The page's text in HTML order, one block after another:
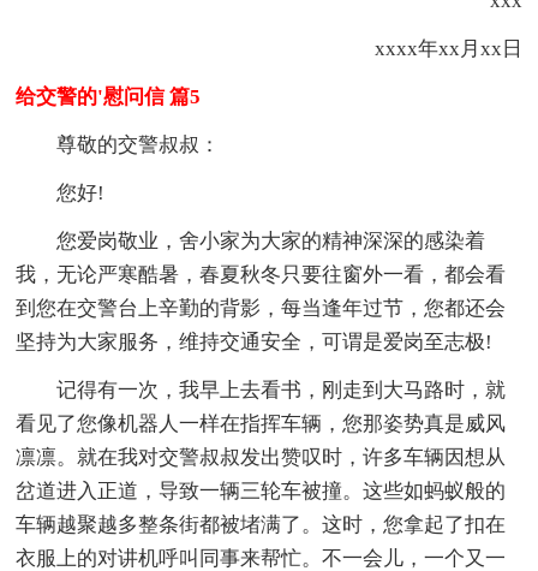
xxxx年xx月xx日
给交警的'慰问信 篇5
尊敬的交警叔叔：
您好!
您爱岗敬业，舍小家为大家的精神深深的感染着
我，无论严寒酷暑，春夏秋冬只要往窗外一看，都会看
到您在交警台上辛勤的背影，每当逢年过节，您都还会
坚持为大家服务，维持交通安全，可谓是爱岗至志极!
记得有一次，我早上去看书，刚走到大马路时，就
看见了您像机器人一样在指挥车辆，您那姿势真是威风
凛凛。就在我对交警叔叔发出赞叹时，许多车辆因想从
岔道进入正道，导致一辆三轮车被撞。这些如蚂蚁般的
车辆越聚越多整条街都被堵满了。这时，您拿起了扣在
衣服上的对讲机呼叫同事来帮忙。不一会儿，一个又一